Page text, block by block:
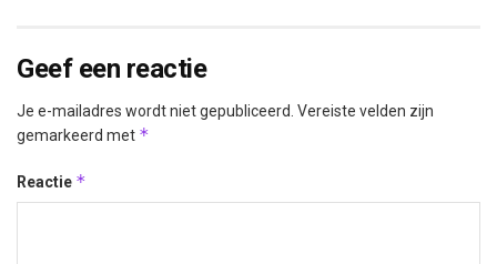
Geef een reactie
Je e-mailadres wordt niet gepubliceerd. Vereiste velden zijn
gemarkeerd met *
Reactie *